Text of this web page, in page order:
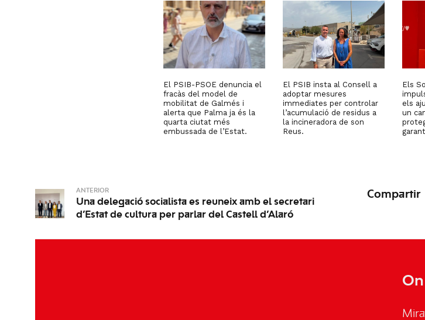
El PSIB-PSOE denuncia el
fracàs del model de
mobilitat de Galmés i
alerta que Palma ja és la
quarta ciutat més
embussada de l’Estat.
El PSIB insta al Consell a
adoptar mesures
immediates per controlar
l’acumulació de residus a
la incineradora de son
Reus.
Els
els
un
ANTERIOR
Una delegació socialista es reuneix amb el secretari
d’Estat de cultura per parlar del Castell d’Alaró
Compartir